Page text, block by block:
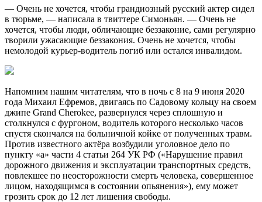
— Очень не хочется, чтобы грандиозный русский актер сидел
в тюрьме, — написала в твиттере Симоньян. — Очень не
хочется, чтобы люди, обличающие беззаконие, сами регулярно
творили ужасающие беззакония. Очень не хочется, чтобы
немолодой курьер-водитель погиб или остался инвалидом.
Напомним нашим читателям, что в ночь с 8 на 9 июня 2020
года Михаил Ефремов, двигаясь по Садовому кольцу на своем
джипе Grand Cherokee, развернулся через сплошную и
столкнулся с фургоном, водитель которого несколько часов
спустя скончался на больничной койке от полученных травм.
Против известного актёра возбудили уголовное дело по
пункту «а» части 4 статьи 264 УК РФ («Нарушение правил
дорожного движения и эксплуатации транспортных средств,
повлекшее по неосторожности смерть человека, совершенное
лицом, находящимся в состоянии опьянения»), ему может
грозить срок до 12 лет лишения свободы.